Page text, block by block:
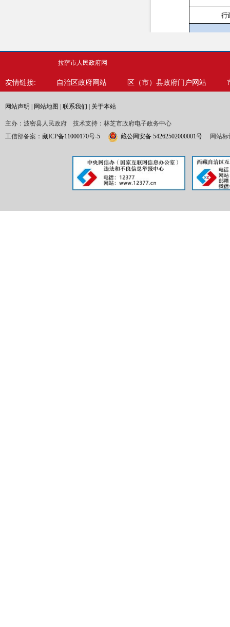
行
三、收
拉萨市人民政府网
友情链接: 自治区政府网站 区（市）县政府门户网站
网站声明 网站地图 联系我们 关于本站
主办：波密县人民政府 技术支持：林芝市政府电子政务中心
工信部备案： 藏ICP备11000170号-5 藏公网安备 54262502000001号 网站标